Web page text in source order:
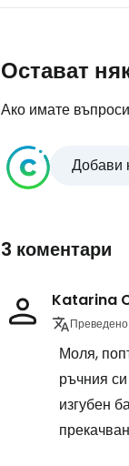
Остават
Ако имате
Добави
3 коментари
Katarina
Моля,
ръчния
изгубен